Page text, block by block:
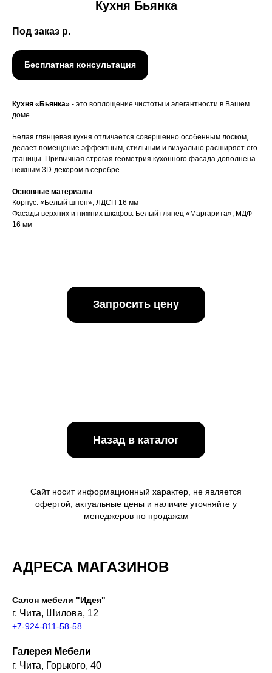
Кухня Бьянка
Под заказ р.
Бесплатная консультация
Кухня «Бьянка» - это воплощение чистоты и элегантности в Вашем
доме.
Белая глянцевая кухня отличается совершенно особенным лоском,
делает помещение эффектным, стильным и визуально расширяет его
границы. Привычная строгая геометрия кухонного фасада дополнена
нежным 3D-декором в серебре.
Основные материалы
Корпус: «Белый шпон», ЛДСП 16 мм
Фасады верхних и нижних шкафов: Белый глянец «Маргарита», МДФ
16 мм
Запросить цену
Назад в каталог
Сайт носит информационный характер, не является
офертой, актуальные цены и наличие уточняйте у
менеджеров по продажам
АДРЕСА МАГАЗИНОВ
Салон мебели "Идея"
г. Чита, Шилова, 12
+7-924-811-58-58
Галерея Мебели
г. Чита, Горького, 40